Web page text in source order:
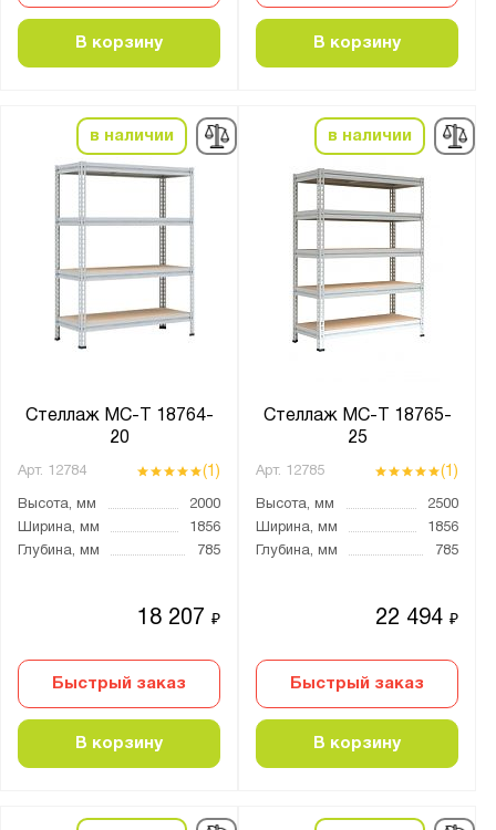
В корзину В корзину
в наличии
Стеллаж МС-Т 18764-
20
Арт. 12784 (1)
Высота, мм
2000
Ширина, мм
1856
Глубина, мм
785
18 207₽
Быстрый заказ
В корзину
в наличии
Стеллаж МС-Т 18765-
25
Арт. 12785 (1)
Высота, мм
2500
Ширина, мм
1856
Глубина, мм
785
22 494₽
Быстрый заказ
В корзину